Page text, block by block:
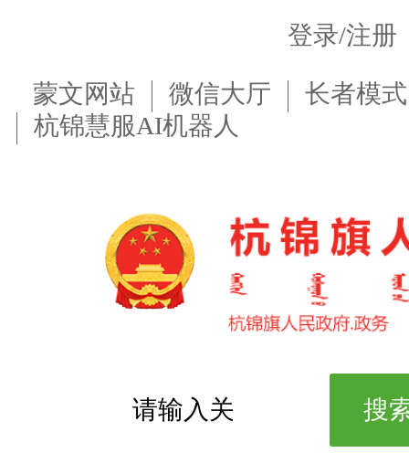
登录/注册
蒙文网站 微信大厅
长者模式
杭锦慧服AI机器人